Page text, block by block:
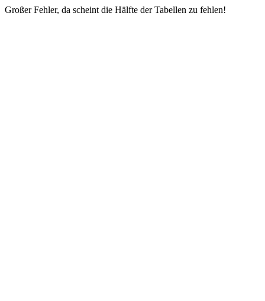
Großer Fehler, da scheint die Hälfte der Tabellen zu fehlen!